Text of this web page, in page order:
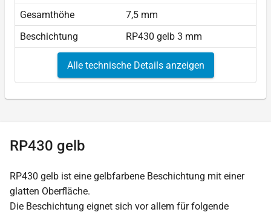
Gesamthöhe
7,5 mm
Beschichtung
RP430 gelb 3 mm
Alle technische Details anzeigen
RP430 gelb
RP430 gelb ist eine gelbfarbene Beschichtung mit einer
glatten Oberfläche.
Die Beschichtung eignet sich vor allem für folgende